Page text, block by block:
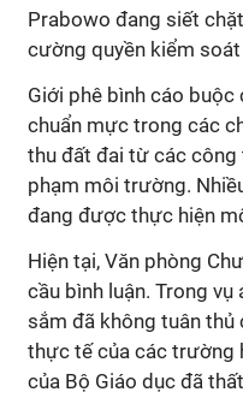
Prabowo đang siết
cường quyền kiểm
Giới phê bình cáo
chuẩn mực trong các
thu đất đai từ các công
phạm môi trường.
đang được thực hiện
Hiện tại, Văn phòng
cầu bình luận. Trong
sắm đã không tuân thủ
thực tế của các trường
của Bộ Giáo dục đã